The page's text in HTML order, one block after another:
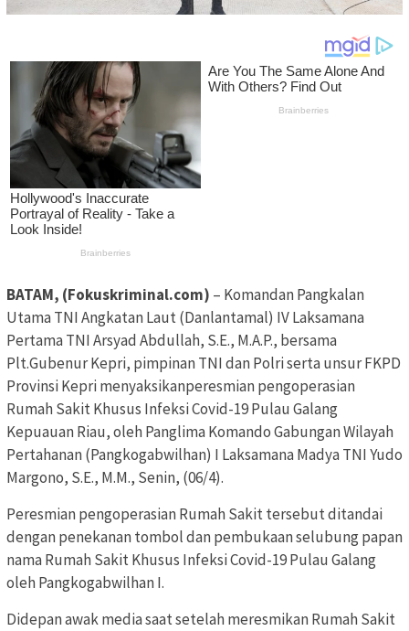
BATAM, (Fokuskriminal.com) – Komandan Pangkalan
Utama TNI Angkatan Laut (Danlantamal) IV Laksamana
Pertama TNI Arsyad Abdullah, S.E., M.A.P., bersama
Plt.Gubenur Kepri, pimpinan TNI dan Polri serta unsur FKPD
Provinsi Kepri menyaksikanperesmian pengoperasian
Rumah Sakit Khusus Infeksi Covid-19 Pulau Galang
Kepuauan Riau, oleh Panglima Komando Gabungan Wilayah
Pertahanan (Pangkogabwilhan) I Laksamana Madya TNI Yudo
Margono, S.E., M.M., Senin, (06/4).
Peresmian pengoperasian Rumah Sakit tersebut ditandai
dengan penekanan tombol dan pembukaan selubung papan
nama Rumah Sakit Khusus Infeksi Covid-19 Pulau Galang
oleh Pangkogabwilhan I.
Didepan awak media saat setelah meresmikan Rumah Sakit